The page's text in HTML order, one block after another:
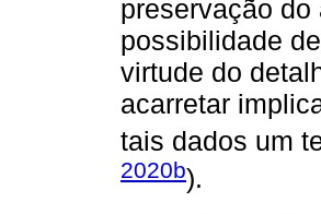
preservação do
possibilidade
virtude do
acarretar
tais dados um
2020b).